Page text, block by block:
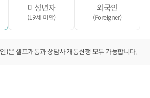
미성년자
(19세 미만)
외국인
(Foreigner)
)은 셀프개통과 상담사 개통신청 모두 가능합니다.